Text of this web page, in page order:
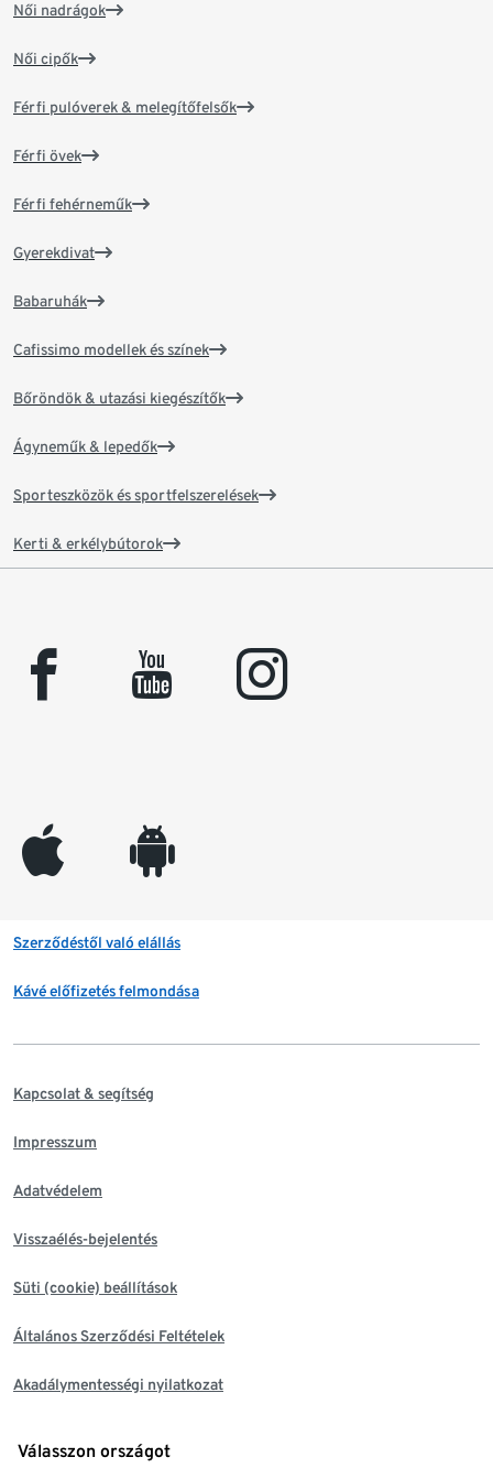
Női nadrágok
Női cipők
Férfi pulóverek & melegítőfelsők
Férfi övek
Férfi fehérneműk
Gyerekdivat
Babaruhák
Cafissimo modellek és színek
Bőröndök & utazási kiegészítők
Ágyneműk & lepedők
Sporteszközök és sportfelszerelések
Kerti & erkélybútorok
facebook youtube instagram
appleinc android
Szerződéstől való elállás
Kávé előfizetés felmondása
Kapcsolat & segítség
Impresszum
Adatvédelem
Visszaélés-bejelentés
Süti (cookie) beállítások
Általános Szerződési Feltételek
Akadálymentességi nyilatkozat
Válasszon országot